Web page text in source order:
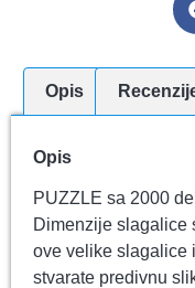
Opis
Opis
PUZZLE sa 2000
Dimenzije slagalice
ove velike slagalice
stvarate predivnu